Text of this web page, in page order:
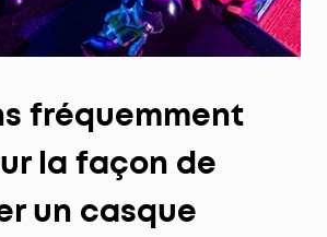
fréquemment
la façon de
un casque